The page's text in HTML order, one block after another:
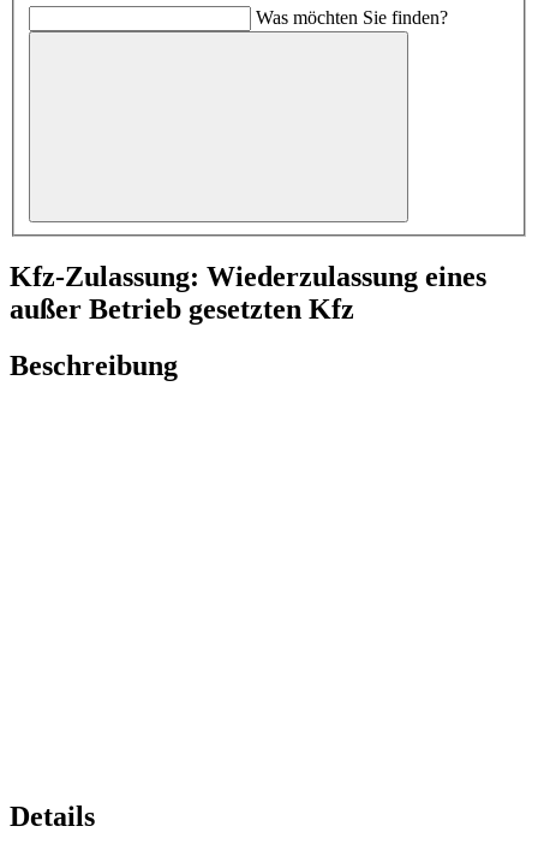
Was möchten Sie finden?
Kfz-Zulassung: Wiederzulassung eines
außer Betrieb gesetzten Kfz
Beschreibung
Details